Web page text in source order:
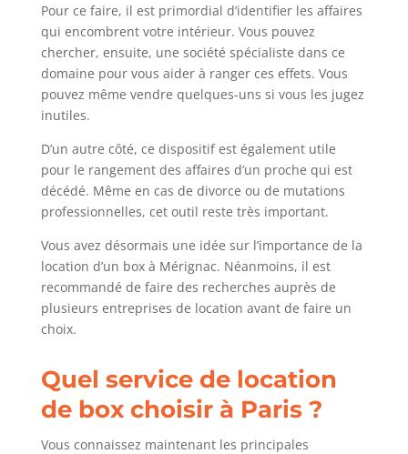
Pour ce faire, il est primordial d’identifier les affaires
qui encombrent votre intérieur. Vous pouvez
chercher, ensuite, une société spécialiste dans ce
domaine pour vous aider à ranger ces effets. Vous
pouvez même vendre quelques-uns si vous les jugez
inutiles.
D’un autre côté, ce dispositif est également utile
pour le rangement des affaires d’un proche qui est
décédé. Même en cas de divorce ou de mutations
professionnelles, cet outil reste très important.
Vous avez désormais une idée sur l’importance de la
location d’un box à Mérignac. Néanmoins, il est
recommandé de faire des recherches auprès de
plusieurs entreprises de location avant de faire un
choix.
Quel service de location
de box choisir à Paris ?
Vous connaissez maintenant les principales